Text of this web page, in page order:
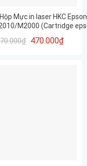
Hộp Mực in laser HKC Epson
M2000 (Cartridge
₫ 470.000₫